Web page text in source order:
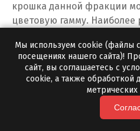
Тольятти
Томск
Троицк
крошка данной фракции
цветовую гамму. Наиболее
белая мраморная
серая мраморная
бело-серая мраморная
Благодаря разнообразию
Мы используем cookie (файлы
посещениях нашего сайта)!
сайт, вы соглашаетесь с
cookie, а также обработкой